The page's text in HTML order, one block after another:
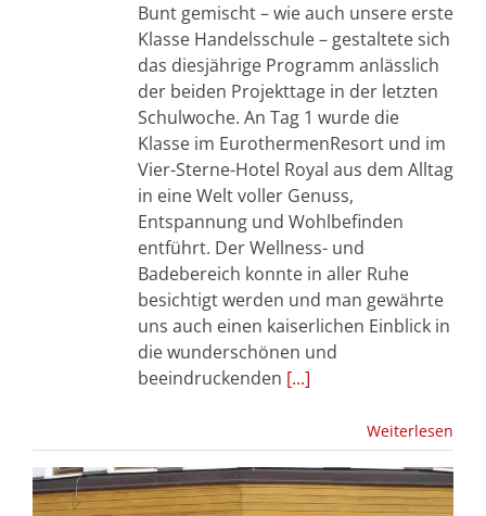
Bunt gemischt – wie auch unsere erste
Klasse Handelsschule – gestaltete sich
das diesjährige Programm anlässlich
der beiden Projekttage in der letzten
Schulwoche. An Tag 1 wurde die
Klasse im EurothermenResort und im
Vier-Sterne-Hotel Royal aus dem Alltag
in eine Welt voller Genuss,
Entspannung und Wohlbefinden
entführt. Der Wellness- und
Badebereich konnte in aller Ruhe
besichtigt werden und man gewährte
uns auch einen kaiserlichen Einblick in
die wunderschönen und
beeindruckenden [...]
Weiterlesen